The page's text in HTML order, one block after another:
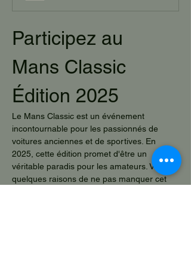
Participez au
Mans Classic
Édition 2025
Le Mans Classic est un événement
incontournable pour les passionnés de
voitures anciennes et de sportives. En
2025, cette édition promet d'être un
véritable paradis pour les amateurs. Voici
quelques raisons de ne pas manquer cet